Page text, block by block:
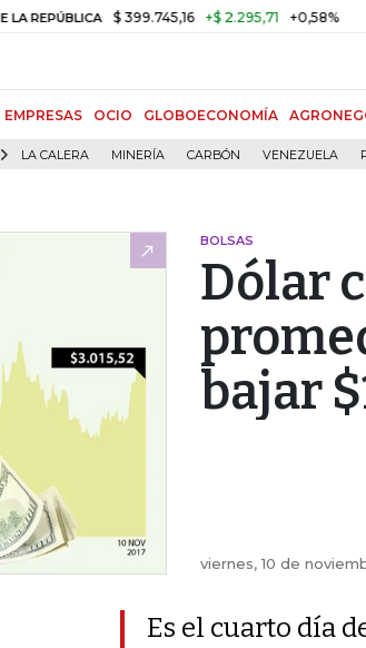
$ 399.745,16 +$ 2.295,71 +0,58% TASA
EMPRESAS OCIO GLOBOECONOMÍA
LA CALERA MINERÍA CARBÓN VENEZUELA
BOLSAS
Dólar
bajar
viernes, 10 de
Es el cuarto día